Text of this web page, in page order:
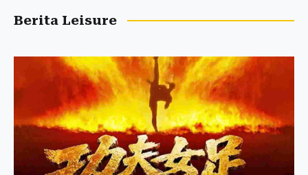
Berita Leisure